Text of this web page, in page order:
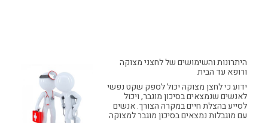
היתרונות והשימושים של לחצני מצוקה
ורופא עד הבית
ידוע כי לחצן מצוקה יכול לספק שקט נפשי
לאנשים שנמצאים בסיכון מוגבר, ויכול
לסייע בהצלת חיים במקרה הצורך. אנשים
עם מוגבלות נמצאים בסיכון מוגבר למצוקה